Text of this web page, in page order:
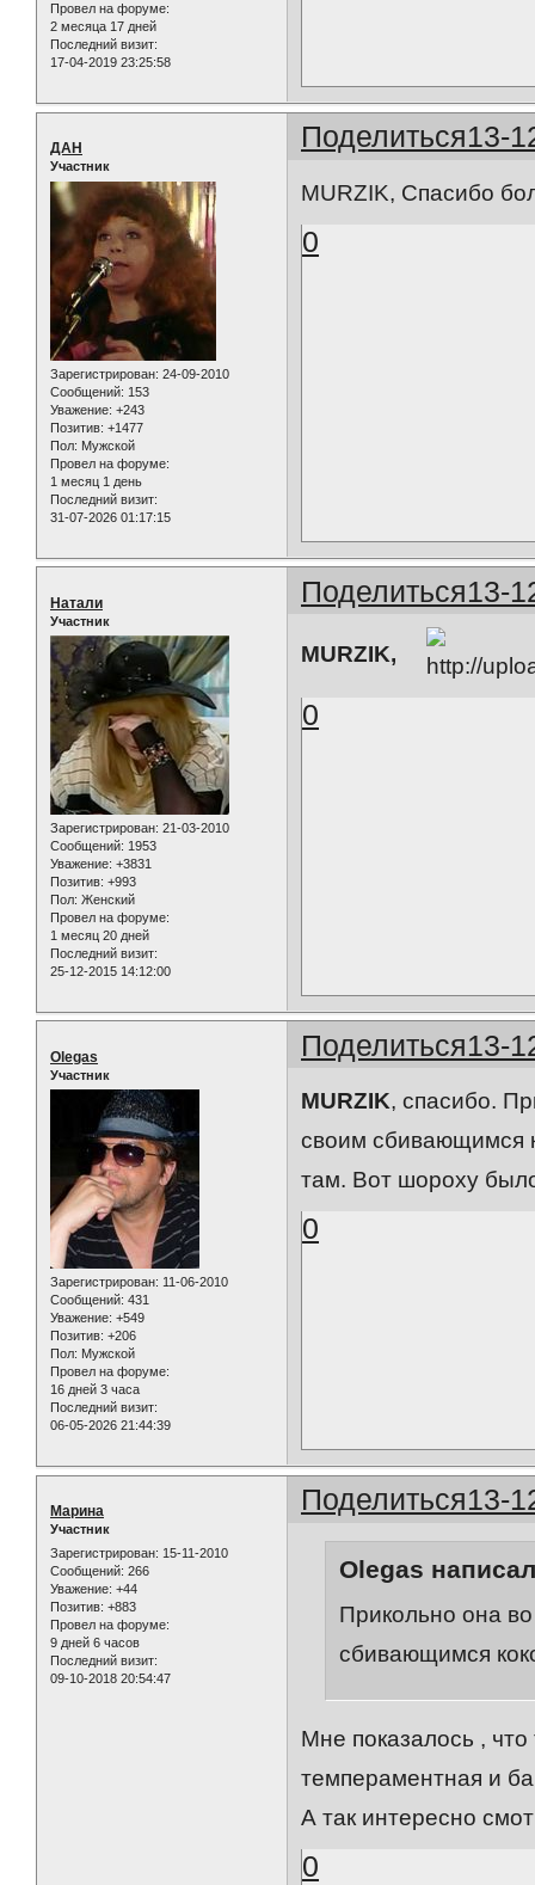
Провел на форуме:
2 месяца 17 дней
Последний визит:
17-04-2019 23:25:58
Поделиться13-
ДАН
Участник
Зарегистрирован: 24-09-2010
Сообщений: 153
Уважение: +243
Позитив: +1477
Пол: Мужской
Провел на форуме:
1 месяц 1 день
Последний визит:
31-07-2026 01:17:15
MURZIK, Спасибо
0
Поделиться13-
Натали
Участник
Зарегистрирован: 21-03-2010
Сообщений: 1953
Уважение: +3831
Позитив: +993
Пол: Женский
Провел на форуме:
1 месяц 20 дней
Последний визит:
25-12-2015 14:12:00
MURZIK,
0
Поделиться13-
Olegas
Участник
Зарегистрирован: 11-06-2010
Сообщений: 431
Уважение: +549
Позитив: +206
Пол: Мужской
Провел на форуме:
16 дней 3 часа
Последний визит:
06-05-2026 21:44:39
MURZIK, спасибо.
своим сбивающимся
там. Вот шороху
0
Поделиться13-
Марина
Участник
Зарегистрирован: 15-11-2010
Сообщений: 266
Уважение: +44
Позитив: +883
Провел на форуме:
9 дней 6 часов
Последний визит:
09-10-2018 20:54:47
Olegas
Прикольно она
сбивающимся
Мне показалось ,
темпераментная и
А так интересно
0